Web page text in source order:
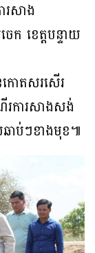
រសាង
ខេត្តបន្ទាយ
កោតសរសើរ
រការសាងសង់
ាប់ៗខាងមុខ៕